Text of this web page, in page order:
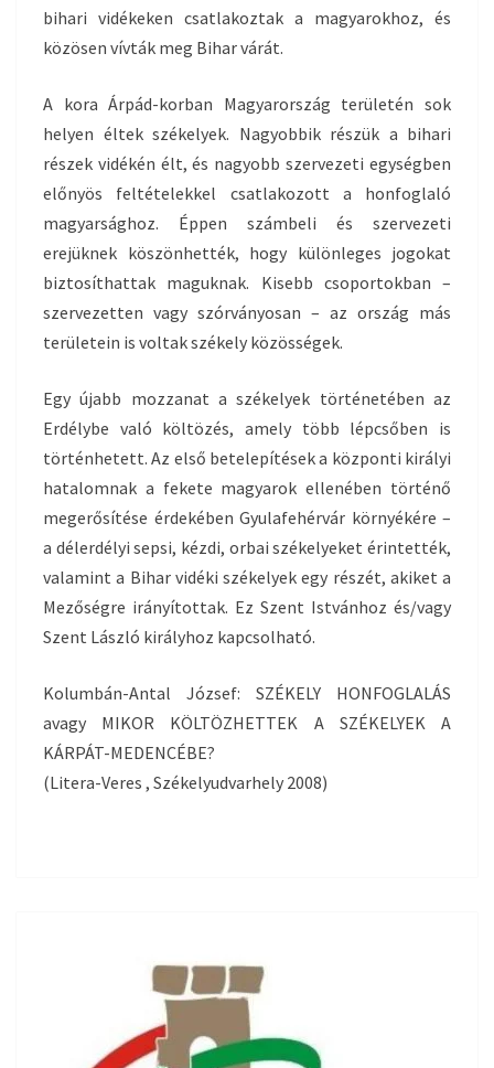
bihari vidékeken csatlakoztak a magyarokhoz, és
közösen vívták meg Bihar várát.
A kora Árpád-korban Magyarország területén sok
helyen éltek székelyek. Nagyobbik részük a bihari
részek vidékén élt, és nagyobb szervezeti egységben
előnyös feltételekkel csatlakozott a honfoglaló
magyarsághoz. Éppen számbeli és szervezeti
erejüknek köszönhették, hogy különleges jogokat
biztosíthattak maguknak. Kisebb csoportokban –
szervezetten vagy szórványosan – az ország más
területein is voltak székely közösségek.
Egy újabb mozzanat a székelyek történetében az
Erdélybe való költözés, amely több lépcsőben is
történhetett. Az első betelepítések a központi királyi
hatalomnak a fekete magyarok ellenében történő
megerősítése érdekében Gyulafehérvár környékére –
a délerdélyi sepsi, kézdi, orbai székelyeket érintették,
valamint a Bihar vidéki székelyek egy részét, akiket a
Mezőségre irányítottak. Ez Szent Istvánhoz és/vagy
Szent László királyhoz kapcsolható.
Kolumbán-Antal József: SZÉKELY HONFOGLALÁS
avagy MIKOR KÖLTÖZHETTEK A SZÉKELYEK A
KÁRPÁT-MEDENCÉBE?
(Litera-Veres , Székelyudvarhely 2008)